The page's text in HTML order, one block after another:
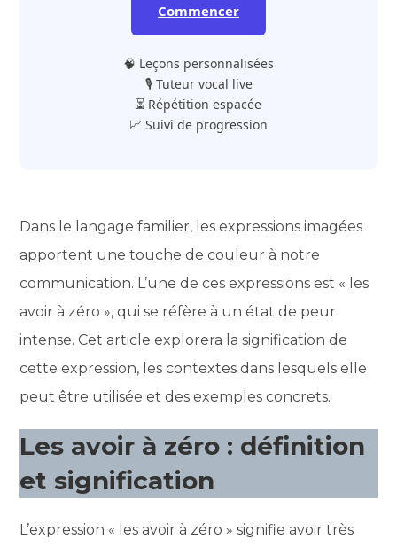
Commencer
🧠 Leçons personnalisées
🎙️ Tuteur vocal live
⏳ Répétition espacée
📈 Suivi de progression
Dans le langage familier, les expressions imagées
apportent une touche de couleur à notre
communication. L’une de ces expressions est « les
avoir à zéro », qui se réfère à un état de peur
intense. Cet article explorera la signification de
cette expression, les contextes dans lesquels elle
peut être utilisée et des exemples concrets.
Les avoir à zéro : définition
et signification
L’expression « les avoir à zéro » signifie avoir très